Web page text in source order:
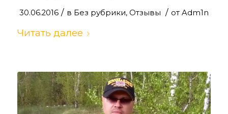
30.06.2016 / в Без рубрики, Отзывы / от Adm1n
Читать далее